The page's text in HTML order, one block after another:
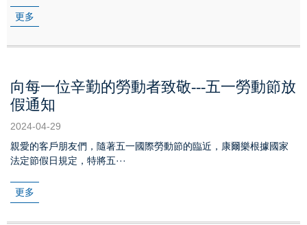
更多
向每一位辛勤的勞動者致敬---五一勞動節放
假通知
2024-04-29
親愛的客戶朋友們，隨著五一國際勞動節的臨近，康爾樂根據國家
法定節假日規定，特將五···
更多